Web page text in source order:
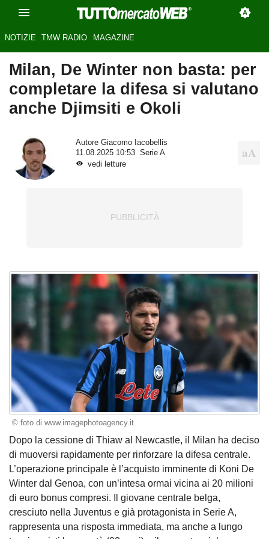
NOTIZIE TMW RADIO MAGAZINE
Milan, De Winter non basta: per
completare la difesa si valutano
anche Djimsiti e Okoli
Autore Giacomo Iacobellis
11.08.2025 10:53
Serie A
vedi letture
© foto di www.imagephotoagency.it
Dopo la cessione di Thiaw al Newcastle, il Milan ha deciso
di muoversi rapidamente per rinforzare la difesa centrale.
L’operazione principale è l’acquisto imminente di Koni De
Winter dal Genoa, con un’intesa ormai vicina ai 20 milioni
di euro bonus compresi. Il giovane centrale belga,
cresciuto nella Juventus e già protagonista in Serie A,
rappresenta una risposta immediata, ma anche a lungo